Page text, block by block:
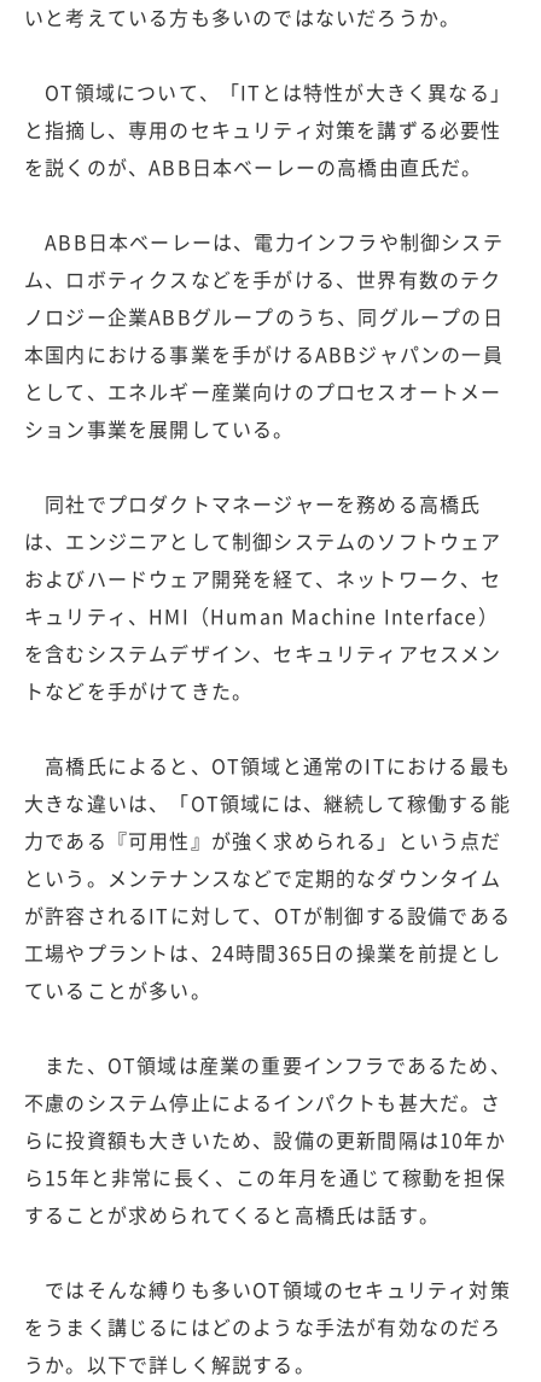
いと考えている方も多いのではないだろうか。
OT領域について、「ITとは特性が大きく異なる」
と指摘し、専用のセキュリティ対策を講ずる必要性
を説くのが、ABB日本ベーレーの高橋由直氏だ。
ABB日本ベーレーは、電力インフラや制御システ
ム、ロボティクスなどを手がける、世界有数のテク
ノロジー企業ABBグループのうち、同グループの日
本国内における事業を手がけるABBジャパンの一員
として、エネルギー産業向けのプロセスオートメー
ション事業を展開している。
同社でプロダクトマネージャーを務める高橋氏
は、エンジニアとして制御システムのソフトウェア
およびハードウェア開発を経て、ネットワーク、セ
キュリティ、HMI（Human Machine Interface）
を含むシステムデザイン、セキュリティアセスメン
トなどを手がけてきた。
高橋氏によると、OT領域と通常のITにおける最も
大きな違いは、「OT領域には、継続して稼働する能
力である『可用性』が強く求められる」という点だ
という。メンテナンスなどで定期的なダウンタイム
が許容されるITに対して、OTが制御する設備である
工場やプラントは、24時間365日の操業を前提とし
ていることが多い。
また、OT領域は産業の重要インフラであるため、
不慮のシステム停止によるインパクトも甚大だ。さ
らに投資額も大きいため、設備の更新間隔は10年か
ら15年と非常に長く、この年月を通じて稼動を担保
することが求められてくると高橋氏は話す。
ではそんな縛りも多いOT領域のセキュリティ対策
をうまく講じるにはどのような手法が有効なのだろ
うか。以下で詳しく解説する。